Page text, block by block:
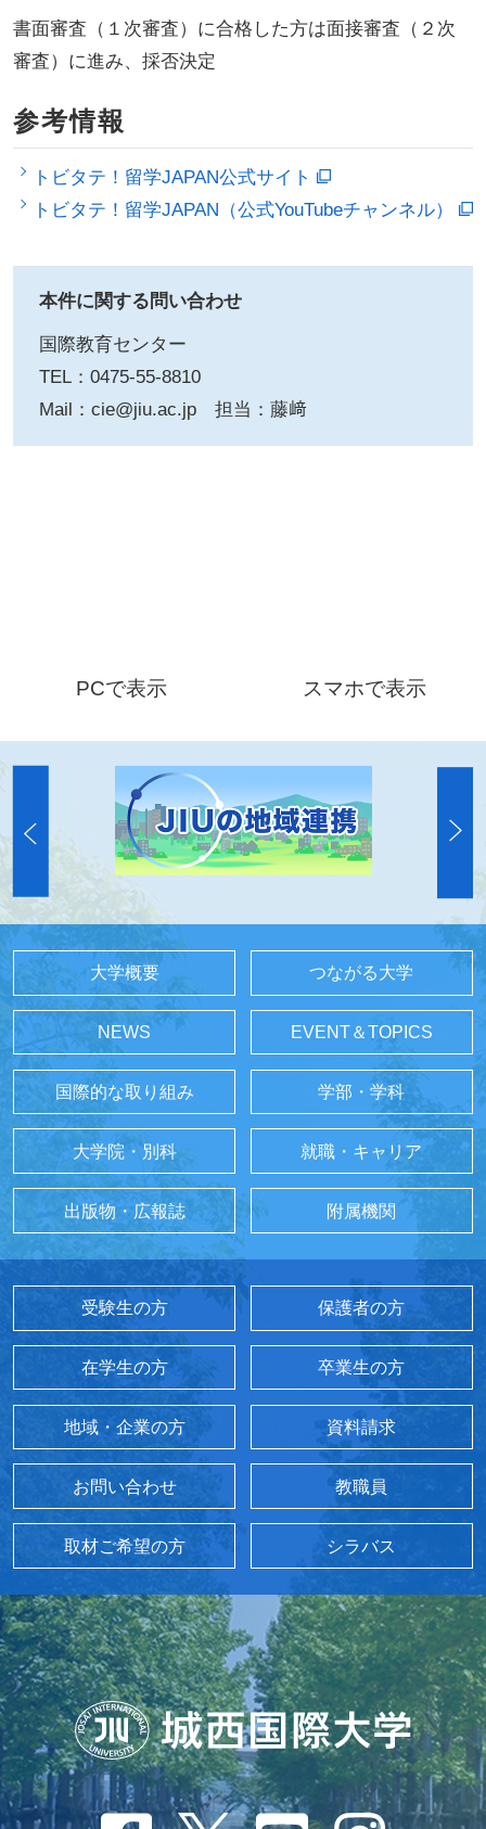
書面審査（１次審査）に合格した方は面接審査（２次
審査）に進み、採否決定
参考情報
トビタテ！留学JAPAN公式サイト
トビタテ！留学JAPAN（公式YouTubeチャンネル）
本件に関する問い合わせ
国際教育センター
TEL：0475-55-8810
Mail：cie@jiu.ac.jp 担当：藤﨑
PCで表示 スマホで表示
大学概要 つながる大学
NEWS EVENT＆TOPICS
国際的な取り組み 学部・学科
大学院・別科 就職・キャリア
出版物・広報誌 附属機関
受験生の方 保護者の方
在学生の方 卒業生の方
地域・企業の方 資料請求
お問い合わせ 教職員
取材ご希望の方 シラバス